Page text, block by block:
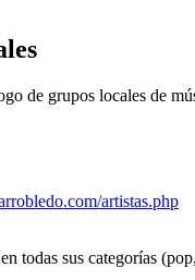
de grupos locales de
artistas.php
todas sus categorías